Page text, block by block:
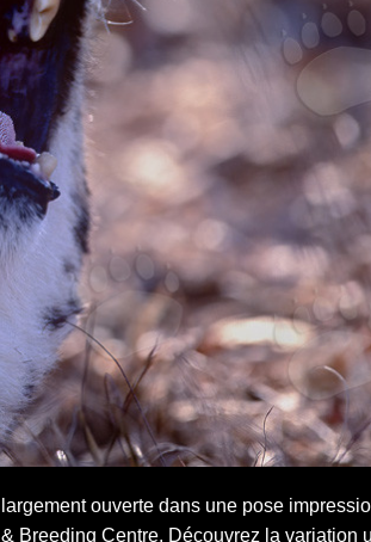
ouverte dans une pose
Breeding Centre. Découvrez la variation